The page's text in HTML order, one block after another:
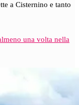
a Cisternino e tanto
una volta nella